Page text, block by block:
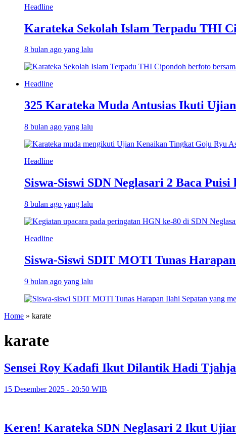
Headline
Karateka Sekolah Islam Terpadu THI
8 bulan ago yang lalu
Headline
325 Karateka Muda Antusias Ikuti
8 bulan ago yang lalu
Headline
Siswa-Siswi SDN Neglasari 2 Baca
8 bulan ago yang lalu
Headline
Siswa-Siswi SDIT MOTI Tunas
9 bulan ago yang lalu
Home » karate
karate
Sensei Roy Kadafi Ikut Dilantik Hadi
15 Desember 2025 - 20:50 WIB
Keren! Karateka SDN Neglasari 2 Ikut